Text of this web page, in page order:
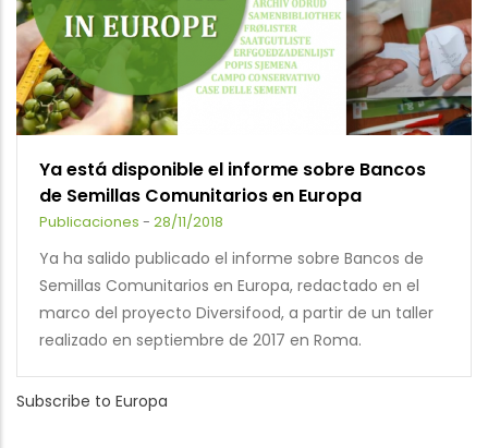
Ya está disponible el informe sobre Bancos
de Semillas Comunitarios en Europa
Publicaciones - 28/11/2018
Ya ha salido publicado el informe sobre Bancos de
Semillas Comunitarios en Europa, redactado en el
marco del proyecto Diversifood, a partir de un taller
realizado en septiembre de 2017 en Roma.
Subscribe to Europa